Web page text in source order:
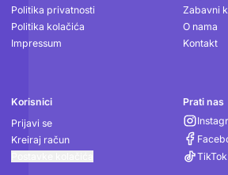
Politika privatnosti
Politika kolačića
Impressum
Zabavni
O nama
Kontakt
Korisnici
Prijavi se
Kreiraj račun
Prati nas
TikTok